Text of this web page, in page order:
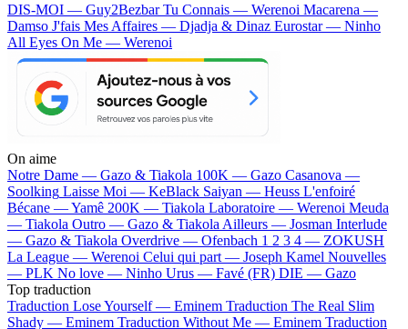
DIS-MOI — Guy2BezbarTu Connais — Werenoi Macarena —
Damso J'fais Mes Affaires — Djadja & Dinaz Eurostar — Ninho
All Eyes On Me — Werenoi
On aime
Notre Dame — Gazo & Tiakola 100K — Gazo Casanova —
Soolking Laisse Moi — KeBlack Saiyan — Heuss L'enfoiré
Bécane —Yamê 200K — Tiakola Laboratoire — Werenoi Meuda
— Tiakola Outro — Gazo & Tiakola Ailleurs — Josman Interlude
— Gazo & Tiakola Overdrive — Ofenbach 1 2 3 4 — ZOKUSH
La League — Werenoi Celui qui part — Joseph Kamel Nouvelles
— PLK No love — Ninho Urus — Favé (FR) DIE — Gazo
Top traduction
Traduction Lose Yourself — Eminem Traduction The Real Slim
Shady — Eminem Traduction Without Me — Eminem Traduction